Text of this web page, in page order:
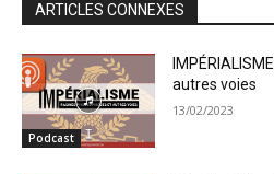
ARTICLES CONNEXES
Podcast
autres voies
13/02/2023